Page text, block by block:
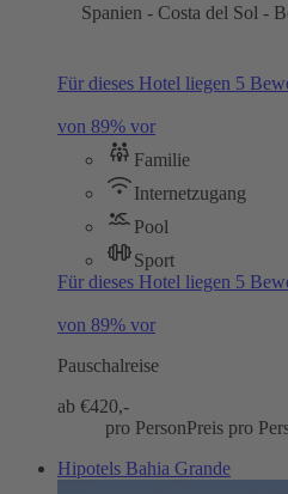
Spanien - Costa del Sol -
Für dieses Hotel liegen 5
von 89% vor
Familie
Internetzugang
Pool
Sport
Für dieses Hotel liegen 5
von 89% vor
Pauschalreise
ab €420,-
pro PersonPreis pro
Hipotels Bahia Grande